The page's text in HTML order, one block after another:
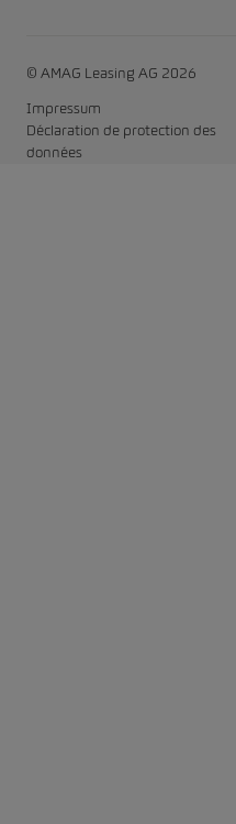
© AMAG Leasing AG 2026
Impressum
Déclaration de protection des
données